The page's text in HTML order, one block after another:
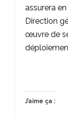
assurera
Direction
œuvre de
J’aime ça :